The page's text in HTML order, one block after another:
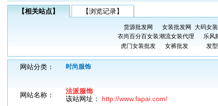
【相关站点】 【浏览记录】
货源批发网 女装批发网
大码女
衣尚百分百女装潮流女装代理
乐风
虎门女装批发
女裤批发 发
网站分类： 时尚服饰
网站名称：
法派服饰
该站网址： http://www.fapai.com/